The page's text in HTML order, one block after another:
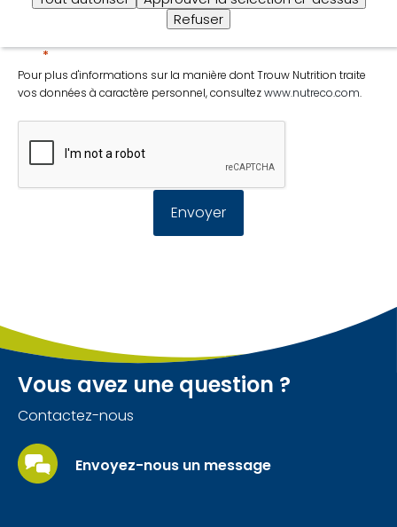
Refuser
personnel que je soumets via ce formulaire soient
utilisées pour me contacter.
Pour plus d'informations sur la manière dont Trouw Nutrition traite
vos données à caractère personnel, consultezwww.nutreco.com.
Envoyer
Vous avez une question ?
Contactez-nous
Envoyez-nous un message